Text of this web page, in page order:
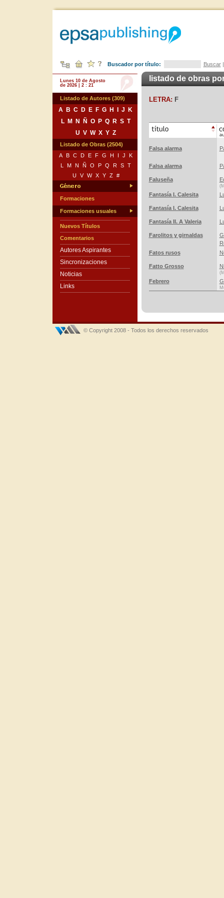
Buscador por título: Buscar
Lunes 10 de Agosto
de 2026 | 2 : 21
Listado de Autores (309)
A B C D E F G H J
K
L
M N Ñ O P Q R S T
U V W X Y Z
Listado de Obras (2504)
A
B C D E F G H I J
K
L
M N Ñ O P Q R S T
U
V W X Y Z #
Formaciones
Formaciones usuales
Nuevos Títulos
Comentarios
Autores Aspirantes
Sincronizaciones
Noticias
Links
listado de obras
LETRA: F
Falsa alarma
Falsa alarma
Faluseña
Fantasía I. Calesita
Fantasía I. Calesita
Fantasía II. A Valeria
Farolitos y girnaldas
Fatos rusos
Fatto Grosso
Febrero
© Copyright 2008 - Todos los derechos reservados